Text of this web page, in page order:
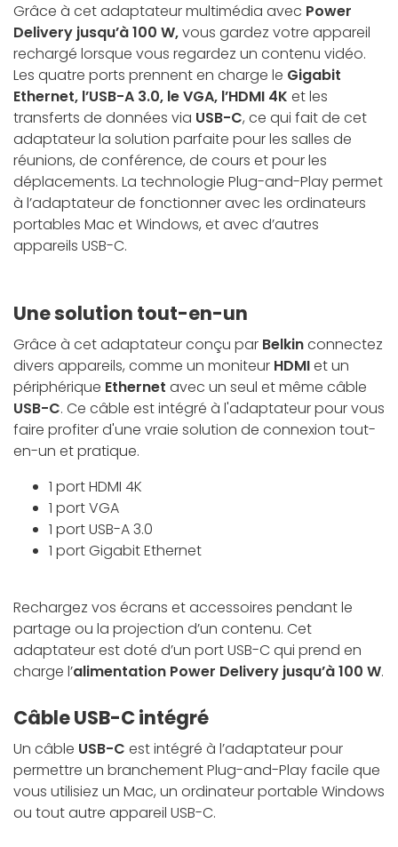
Grâce à cet adaptateur multimédia avec Power
Delivery jusqu’à 100 W,vous gardez votre appareil
rechargé lorsque vous regardez un contenu vidéo.
Les quatre ports prennent en charge le Gigabit
Ethernet, l’USB-A 3.0, le VGA, l’HDMI 4K et les
transferts de données via USB-C, ce qui fait de cet
adaptateur la solution parfaite pour les salles de
réunions, de conférence, de cours et pour les
déplacements. La technologie Plug-and-Play permet
à l’adaptateur de fonctionner avec les ordinateurs
portables Mac et Windows, et avec d’autres
appareils USB-C.
Une solution tout-en-un
Grâce à cet adaptateur conçu par Belkinconnectez
divers appareils, comme un moniteur HDMIet un
périphérique Ethernet avec un seul et même câble
USB-C. Ce câble est intégré à l'adaptateur pour vous
faire profiter d'une vraie solution de connexion tout-
en-un et pratique.
1 port HDMI 4K
1 port VGA
1 port USB-A 3.0
1 port Gigabit Ethernet
Rechargez vos écrans et accessoires pendant le
partage ou la projection d’un contenu. Cet
adaptateur est doté d’un port USB-C qui prend en
charge l’alimentation Power Delivery jusqu’à 100 W.
Câble USB-C intégré
Un câble USB-C est intégré à l’adaptateur pour
permettre un branchement Plug-and-Play facile que
vous utilisiez un Mac, un ordinateur portable Windows
ou tout autre appareil USB-C.